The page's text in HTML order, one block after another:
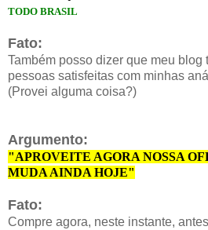
TODO BRASIL
Fato:
Também posso dizer que meu
pessoas satisfeitas com minhas
(Provei alguma coisa?)
Argumento:
"APROVEITE AGORA NOSSA
MUDA AINDA HOJE"
Fato:
Compre agora, neste instante,